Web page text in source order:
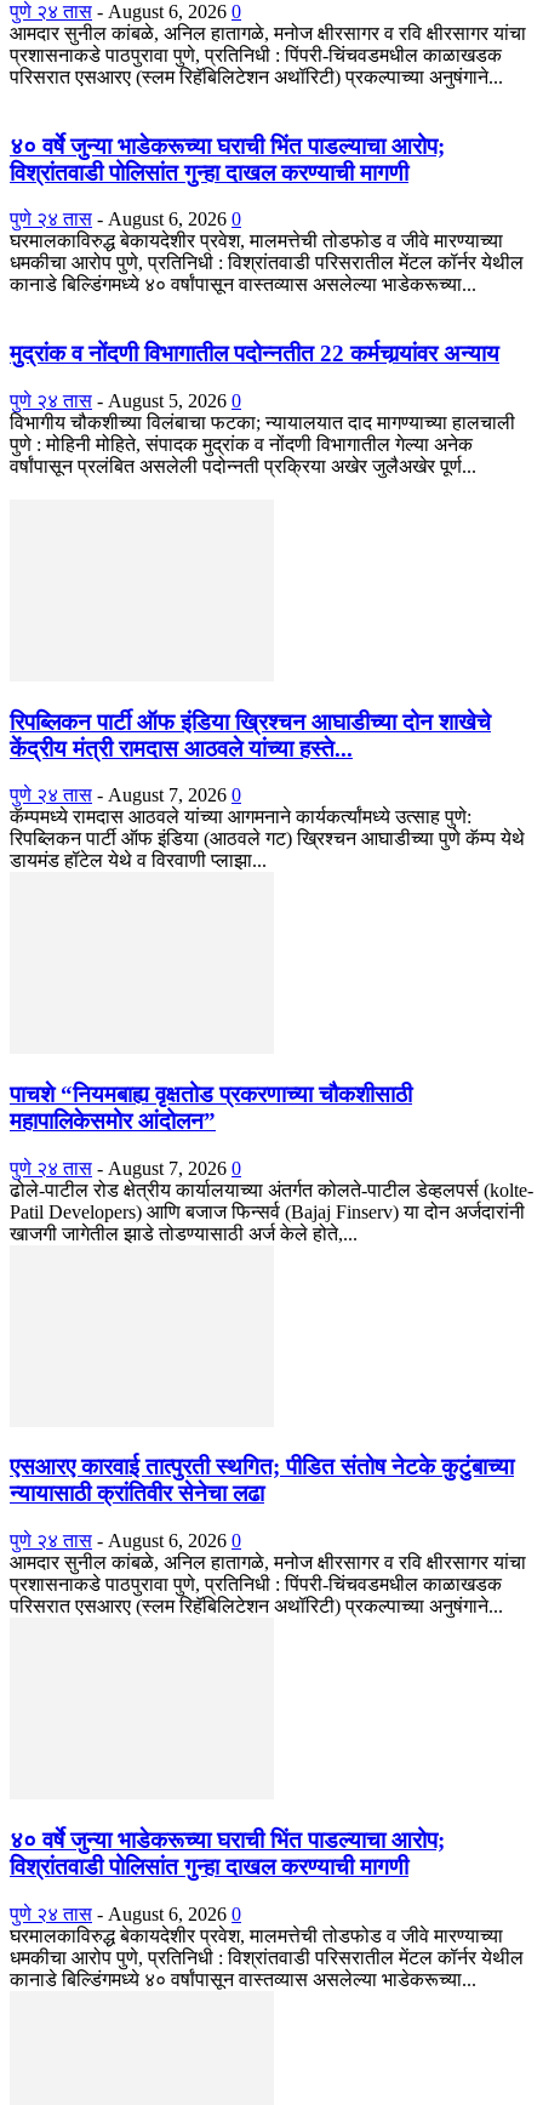
पुणे २४ तास - August 6, 2026 0
आमदार सुनील कांबळे, अनिल हातागळे, मनोज क्षीरसागर व रवि क्षीरसागर यांचा
प्रशासनाकडे पाठपुरावा पुणे, प्रतिनिधी : पिंपरी-चिंचवडमधील काळाखडक
परिसरात एसआरए (स्लम रिहॅबिलिटेशन अथॉरिटी) प्रकल्पाच्या अनुषंगाने...
४० वर्षे जुन्या भाडेकरूच्या घराची भिंत पाडल्याचा आरोप;
विश्रांतवाडी पोलिसांत गुन्हा दाखल करण्याची मागणी
पुणे २४ तास - August 6, 2026 0
घरमालकाविरुद्ध बेकायदेशीर प्रवेश, मालमत्तेची तोडफोड व जीवे मारण्याच्या
धमकीचा आरोप पुणे, प्रतिनिधी : विश्रांतवाडी परिसरातील मेंटल कॉर्नर येथील
कानाडे बिल्डिंगमध्ये ४० वर्षांपासून वास्तव्यास असलेल्या भाडेकरूच्या...
मुद्रांक व नोंदणी विभागातील पदोन्नतीत 22 कर्मचार्‍यांवर अन्याय
पुणे २४ तास - August 5, 2026 0
विभागीय चौकशीच्या विलंबाचा फटका; न्यायालयात दाद मागण्याच्या हालचाली
पुणे : मोहिनी मोहिते, संपादक मुद्रांक व नोंदणी विभागातील गेल्या अनेक
वर्षांपासून प्रलंबित असलेली पदोन्नती प्रक्रिया अखेर जुलैअखेर पूर्ण...
रिपब्लिकन पार्टी ऑफ इंडिया ख्रिश्चन आघाडीच्या दोन शाखेचे
केंद्रीय मंत्री रामदास आठवले यांच्या हस्ते...
पुणे २४ तास - August 7, 2026 0
कॅम्पमध्ये रामदास आठवले यांच्या आगमनाने कार्यकर्त्यांमध्ये उत्साह पुणे:
रिपब्लिकन पार्टी ऑफ इंडिया (आठवले गट) ख्रिश्चन आघाडीच्या पुणे कॅम्प येथे
डायमंड हॉटेल येथे व विरवाणी प्लाझा...
पाचशे “नियमबाह्य वृक्षतोड प्रकरणाच्या चौकशीसाठी
महापालिकेसमोर आंदोलन”
पुणे २४ तास - August 7, 2026 0
ढोले-पाटील रोड क्षेत्रीय कार्यालयाच्या अंतर्गत कोलते-पाटील डेव्हलपर्स (kolte-
Patil Developers) आणि बजाज फिन्सर्व (Bajaj Finserv) या दोन अर्जदारांनी
खाजगी जागेतील झाडे तोडण्यासाठी अर्ज केले होते,...
एसआरए कारवाई तात्पुरती स्थगित; पीडित संतोष नेटके कुटुंबाच्या
न्यायासाठी क्रांतिवीर सेनेचा लढा
पुणे २४ तास - August 6, 2026 0
आमदार सुनील कांबळे, अनिल हातागळे, मनोज क्षीरसागर व रवि क्षीरसागर यांचा
प्रशासनाकडे पाठपुरावा पुणे, प्रतिनिधी : पिंपरी-चिंचवडमधील काळाखडक
परिसरात एसआरए (स्लम रिहॅबिलिटेशन अथॉरिटी) प्रकल्पाच्या अनुषंगाने...
४० वर्षे जुन्या भाडेकरूच्या घराची भिंत पाडल्याचा आरोप;
विश्रांतवाडी पोलिसांत गुन्हा दाखल करण्याची मागणी
पुणे २४ तास - August 6, 2026 0
घरमालकाविरुद्ध बेकायदेशीर प्रवेश, मालमत्तेची तोडफोड व जीवे मारण्याच्या
धमकीचा आरोप पुणे, प्रतिनिधी : विश्रांतवाडी परिसरातील मेंटल कॉर्नर येथील
कानाडे बिल्डिंगमध्ये ४० वर्षांपासून वास्तव्यास असलेल्या भाडेकरूच्या...